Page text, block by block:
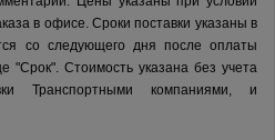
в офисе. Сроки поставки указаны в
со следующего дня после оплаты
"Срок". Стоимость указана без учета
Транспортными компаниями, и